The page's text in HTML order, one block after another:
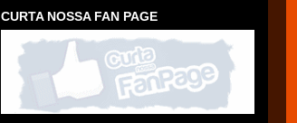
CURTA NOSSA FAN PAGE